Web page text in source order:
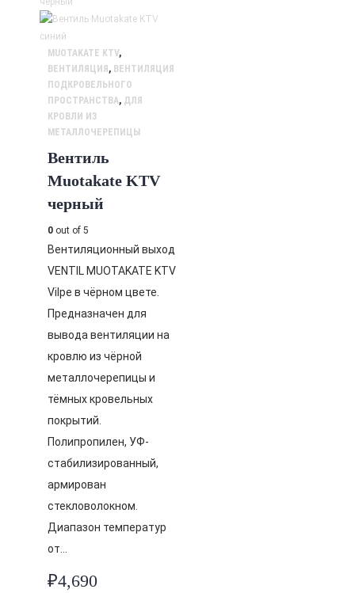
MUOTAKATE KTV,
ВЕНТИЛЯЦИЯ, ВЕНТИЛЯЦИЯ
ПОДКРОВЕЛЬНОГО
ПРОСТРАНСТВА, ДЛЯ
КРОВЛИ ИЗ
МЕТАЛЛОЧЕРЕПИЦЫ
Вентиль
Muotakate KTV
черный
0 out of 5
Вентиляционный выход
VENTIL MUOTAKATE KTV
Vilpe в чёрном цвете.
Предназначен для
вывода вентиляции на
кровлю из чёрной
металлочерепицы и
тёмных кровельных
покрытий.
Полипропилен, УФ-
стабилизированный,
армирован
стекловолокном.
Диапазон температур
от…
₽4,690